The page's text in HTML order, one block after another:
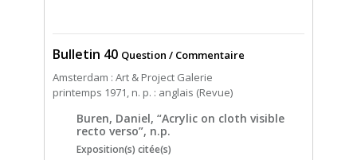
Bulletin 40 Question / Commentaire
Amsterdam : Art & Project Galerie
printemps 1971, n. p. : anglais (Revue)
Buren, Daniel, “Acrylic on cloth visible
recto verso”, n.p.
Exposition(s) citée(s)